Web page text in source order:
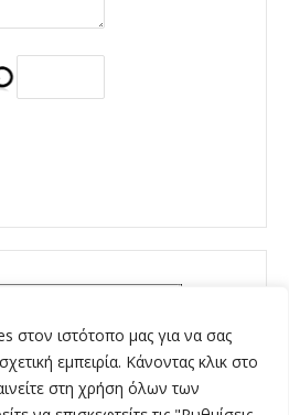
στον ιστότοπο μας για να σας
εμπειρία. Κάνοντας κλικ στο
στη χρήση όλων των